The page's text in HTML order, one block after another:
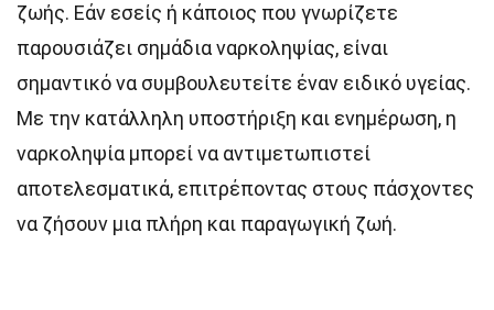
ζωής. Εάν εσείς ή κάποιος που γνωρίζετε
παρουσιάζει σημάδια ναρκοληψίας, είναι
σημαντικό να συμβουλευτείτε έναν ειδικό υγείας.
Με την κατάλληλη υποστήριξη και ενημέρωση, η
ναρκοληψία μπορεί να αντιμετωπιστεί
αποτελεσματικά, επιτρέποντας στους πάσχοντες
να ζήσουν μια πλήρη και παραγωγική ζωή.